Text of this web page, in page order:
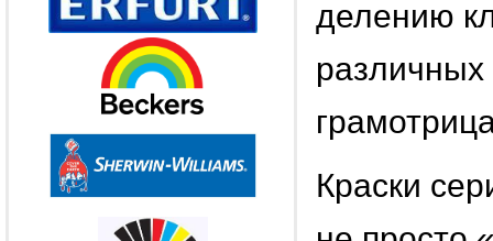
делению
Краски